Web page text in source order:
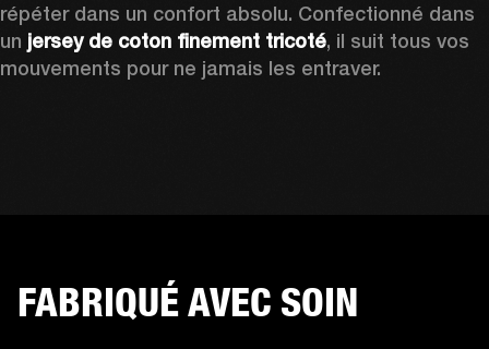
répéter dans un confort absolu. Confectionné dans
un jersey de coton finement tricoté, il suit tous vos
mouvements pour ne jamais les entraver.
FABRIQUÉ AVEC SOIN